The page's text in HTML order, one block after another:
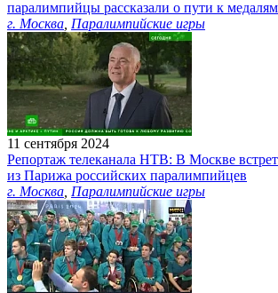
паралимпийцы рассказали о пути к медалям
г. Москва Паралимпийские игры
11 сентября 2024
Репортаж телеканала НТВ: В Москве
из Парижа российских паралимпийцев
г. Москва Паралимпийские игры